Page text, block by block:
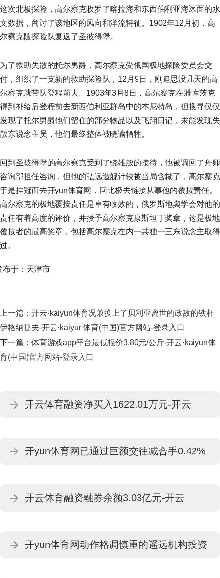
这次北极探险，高尔察克收罗了喀拉海和东西伯利亚海冰面的水
文数据，商讨了该地区的风向和洋流特征。1902年12月初，高
尔察克随探险队复返了圣彼得堡。
为了救助失散的托尔男爵，高尔察克受俄国极地探险委员会交
付，组织了一支新的救助探险队，12月9日，刚追思没几天的高
尔察克就带队登程前去。1903年3月8日，高尔察克在雅库茨克
得到补给后登程前去新西伯利亚群岛中的本尼特岛，但搜寻仅仅
发现了托尔男爵他们留住的部分物品以及飞翔日记，未能发现失
散东说念主员，他们最终整体被晓谕牺牲。
回到圣彼得堡的高尔察克受到了骁雄般的接待，他被调回了舟师
咨询部担任咨询，但他的弘远造舰计较被当局含糊了，高尔察克
于是挂冠而去开yun体育网，回北极去链接从事他的覆按责任。
高尔察克的极地覆按责任是卓有收效的，俄罗斯地舆学会对他的
责任有着高度的评价，并授予高尔察克康斯坦丁奖章，这是极地
覆按者的最高奖章，包括高尔察克在内一共独一三东说念主取得
过。
布于：天津市
上一篇： 开云·kaiyun体育况兼换上了贝利亚离世的政敌的铁杆
伊格纳捷夫-开云·kaiyun体育(中国)官方网站-登录入口
下一篇： 体育游戏app平台最低报价3.80元/公斤-开云·kaiyun体
育(中国)官方网站-登录入口
开云体育融资净买入1622.01万元-开云
开yun体育网已通过巨额交往减合手0.42%
入口
开云体育融资融券余额3.03亿元-开云
开yun体育网动作格调慎重的遥远机构投资